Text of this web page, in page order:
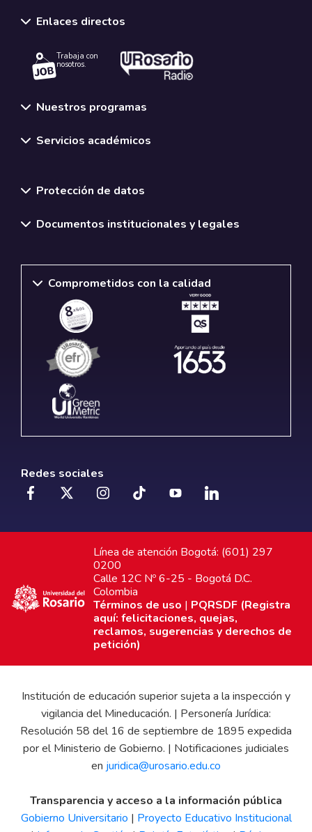
Enlaces directos
Trabaja con
nosotros.
Nuestros programas
Servicios académicos
Protección de datos
Documentos institucionales y legales
Comprometidos con la calidad
Redes sociales
Línea de atención Bogotá: (601) 297
0200
Calle 12C Nº 6-25 - Bogotá D.C.
Colombia
Términos de uso | PQRSDF (Registra
aquí: felicitaciones, quejas,
reclamos, sugerencias y derechos de
petición)
Institución de educación superior sujeta a la inspección y
vigilancia del Mineducación. | Personería Jurídica:
Resolución 58 del 16 de septiembre de 1895 expedida
por el Ministerio de Gobierno. | Notificaciones judiciales
en juridica@urosario.edu.co
Transparencia y acceso a la información pública
Gobierno Universitario | Proyecto Educativo Institucional